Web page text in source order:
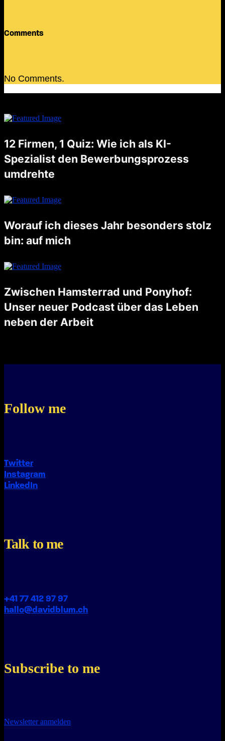
Comments
No Comments.
12 Firmen, 1 Quiz: Wie ich als KI-
Spezialist den Bewerbungsprozess
umdrehte
Noch nicht lange her, da schrieb ich einen Blogpost, worauf ich besonders stolz bin. Unter anderem schrieb ich auch darüber, dass ich letzten August eine Stelle als AI Artist angetreten habe. Nun, die Zeiten …
Worauf ich dieses Jahr besonders stolz
bin: auf mich
Dieses Jahr habe ich gelernt, für meine Bedürfnisse einzustehen und schwierige Entscheidungen zu treffen. Ich bin stolz darauf, dass ich eine faire Lösung in meiner Trennung gefunden habe, die mir Klarheit und einen neuen …
Zwischen Hamsterrad und Ponyhof:
Unser neuer Podcast über das Leben
neben der Arbeit
Follow me
Twitter
Instagram
LinkedIn
Talk to me
+41 77 412 97 97
hallo@davidblum.ch
Subscribe to me
Newsletter anmelden